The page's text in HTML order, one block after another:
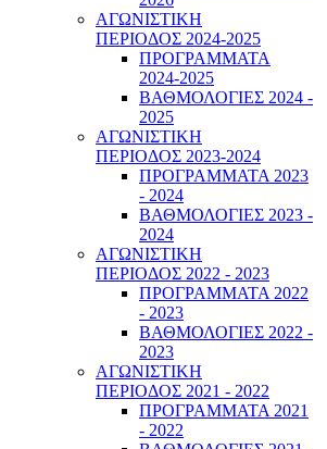
ΑΓΩΝΙΣΤΙΚΗ
ΠΕΡΙΟΔΟΣ 2024-2025
ΠΡΟΓΡΑΜΜΑΤΑ
2024-2025
ΒΑΘΜΟΛΟΓΙΕΣ 2024 -
2025
ΑΓΩΝΙΣΤΙΚΗ
ΠΕΡΙΟΔΟΣ 2023-2024
ΠΡΟΓΡΑΜΜΑΤΑ 2023
- 2024
ΒΑΘΜΟΛΟΓΙΕΣ 2023 -
2024
ΑΓΩΝΙΣΤΙΚΗ
ΠΕΡΙΟΔΟΣ 2022 - 2023
ΠΡΟΓΡΑΜΜΑΤΑ 2022
- 2023
ΒΑΘΜΟΛΟΓΙΕΣ 2022 -
2023
ΑΓΩΝΙΣΤΙΚΗ
ΠΕΡΙΟΔΟΣ 2021 - 2022
ΠΡΟΓΡΑΜΜΑΤΑ 2021
- 2022